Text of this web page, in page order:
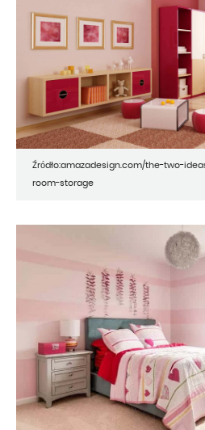
Źródło:amazadesign.com/the-two-
room-storage